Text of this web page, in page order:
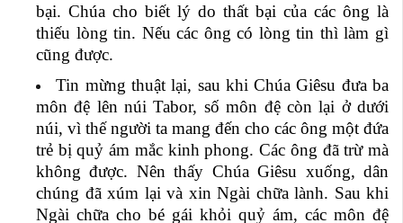
bại. Chúa cho biết lý do thất bại của các ông là
thiếu lòng tin. Nếu các ông có lòng tin thì làm gì
cũng được.
Tin mừng thuật lại, sau khi Chúa Giêsu đưa ba
môn đệ lên núi Tabor, số môn đệ còn lại ở dưới
núi, vì thế người ta mang đến cho các ông một đứa
trẻ bị quỷ ám mắc kinh phong. Các ông đã trừ mà
không được. Nên thấy Chúa Giêsu xuống, dân
chúng đã xúm lại và xin Ngài chữa lành. Sau khi
Ngài chữa cho bé gái khỏi quỷ ám, các môn đệ